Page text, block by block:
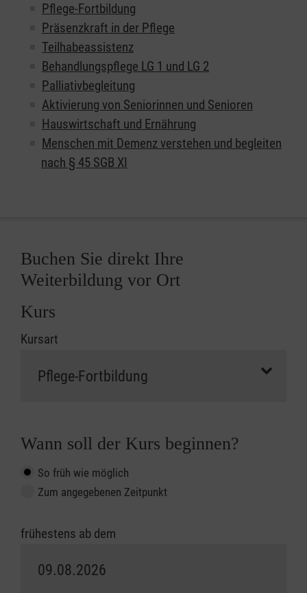
Pflege-Fortbildung
Präsenzkraft in der Pflege
Teilhabeassistenz
Behandlungspflege LG 1 und LG 2
Palliativbegleitung
Aktivierung von Seniorinnen und Senioren
Hauswirtschaft und Ernährung
Menschen mit Demenz verstehen und begleiten
nach § 45 SGB XI
Buchen Sie direkt Ihre
Weiterbildung vor Ort
Kurs
Kursart
Wann soll der Kurs beginnen?
So früh wie möglich
Zum angegebenen Zeitpunkt
frühestens ab dem